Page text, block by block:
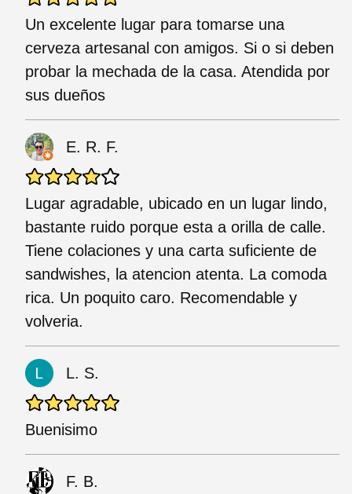
Un excelente lugar para tomarse una
cerveza artesanal con amigos. Si o si deben
probar la mechada de la casa. Atendida por
sus dueños
E. R. F.
Lugar agradable, ubicado en un lugar lindo,
bastante ruido porque esta a orilla de calle.
Tiene colaciones y una carta suficiente de
sandwishes, la atencion atenta. La comoda
rica. Un poquito caro. Recomendable y
volveria.
L. S.
Buenisimo
F. B.